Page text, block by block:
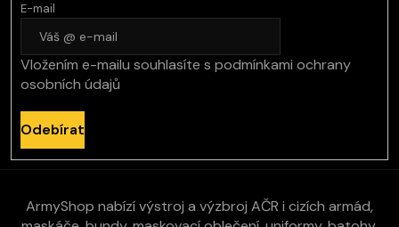
E-mail
Vložením e-mailu souhlasíte s podmínkami ochrany
osobních údajů
Odebírat
ArmyShop nabízí výstroj a výzbroj AČR i cizích armád,